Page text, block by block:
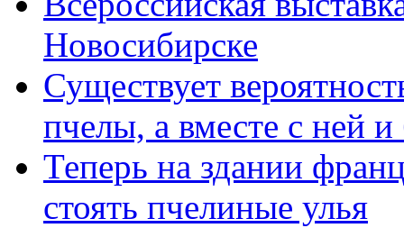
Новосибирске
Существует
пчелы, а вместе с ней
Теперь на здании
стоять пчелиные улья